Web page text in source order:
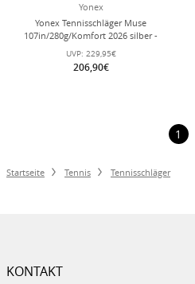
Yonex
Yonex Tennisschläger Muse
107in/280g/Komfort 2026 silber -
unbesaitet -
UVP: 229,95€
206,90€
1
Startseite Tennis Tennisschläger
KONTAKT